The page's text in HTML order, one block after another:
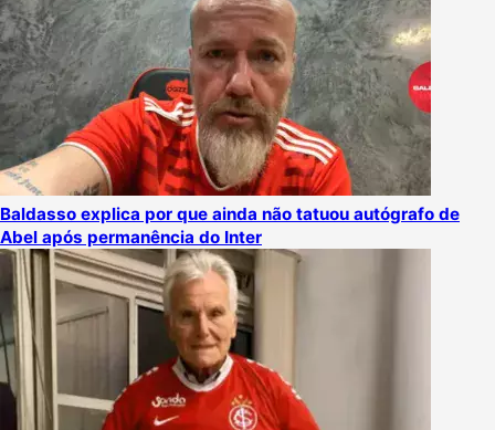
Baldasso explica por que ainda não tatuou autógrafo de
Abel após permanência do Inter